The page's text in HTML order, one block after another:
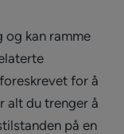
kan ramme
for å
alt du trenger å
på en